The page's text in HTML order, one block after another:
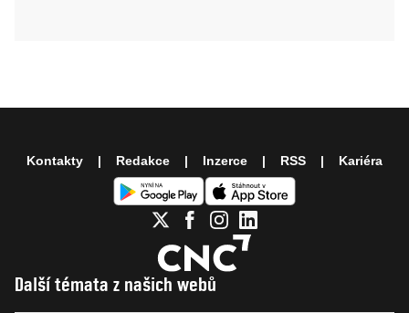
Další témata z našich webů
Kontakty Redakce Inzerce RSS Kariéra